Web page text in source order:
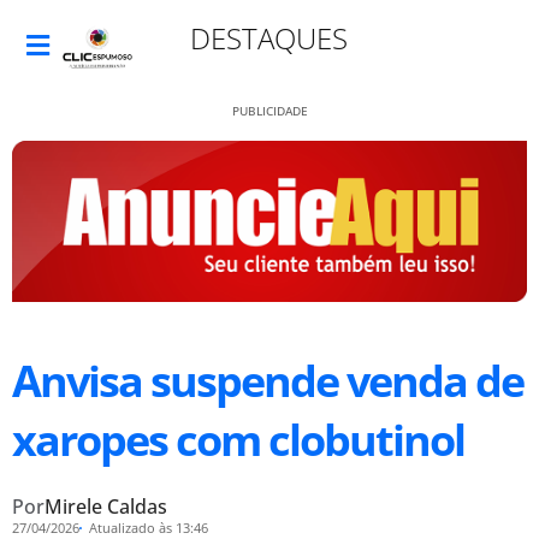
DESTAQUES
PUBLICIDADE
Anvisa suspende venda de
xaropes com clobutinol
PorMirele Caldas
27/04/2026 Atualizado às 13:46